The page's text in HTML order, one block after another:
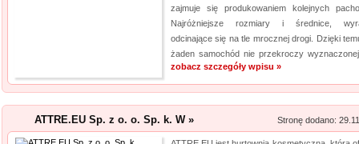
Mikropolaryzacja mózgu, to
o powrót do pełnej
nieinwazyjna. Wykonuje ją
Michałkowo. Oczywiście
dopasowan...
Profile aluminiowe
zajmuje się produkowaniem kolejnych
Najróżniejsze rozmiary i średnice,
odcinające się na tle mrocznej drogi. Dzięki
żaden samochód nie przekroczy
zobacz szczegóły wpisu »
ATTRE.EU Sp. z o. o. Sp. k. W » Stronę dodano: